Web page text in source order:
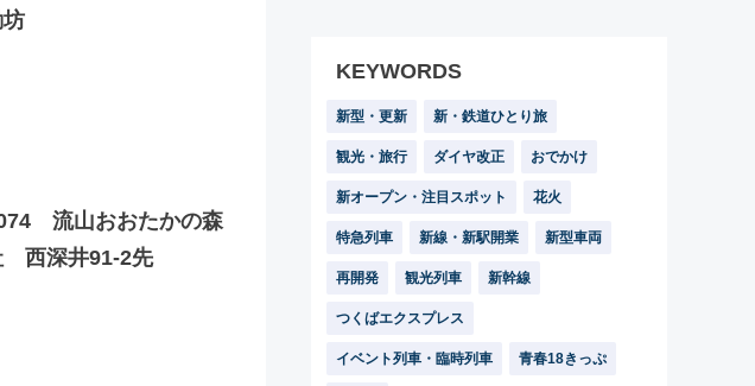
流山おおたかの森
西深井91-2先
KEYWORDS
新型・更新 新・鉄道ひとり旅
観光・旅行 ダイヤ改正 おでかけ
新オープン・注目スポット 花火
特急列車 新線・新駅開業 新型車両
再開発 観光列車 新幹線
つくばエクスプレス
イベント列車・臨時列車 青春18きっぷ